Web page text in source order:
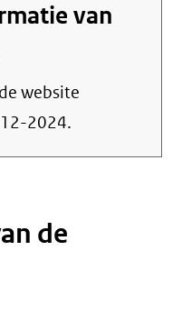
van
website
2024.
de